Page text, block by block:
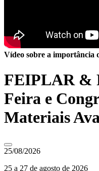
Vídeo sobre a importância
FEIPLAR &
Feira e
Materiais
25/08/2026
25 a 27 de agosto de 2026